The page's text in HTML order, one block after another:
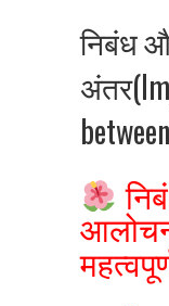
निबंध